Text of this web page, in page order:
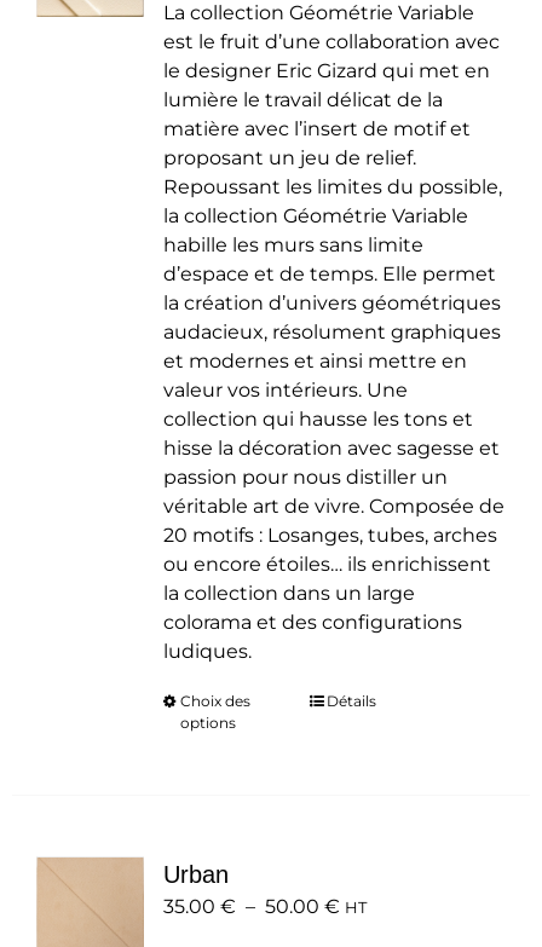
choisies
sur
la
page
du
produit
prix :
35.00 €
à
50.00 €
La collection Géométrie Variable
est le fruit d’une collaboration avec
le designer Eric Gizard qui met en
lumière le travail délicat de la
matière avec l’insert de motif et
proposant un jeu de relief.
Repoussant les limites du possible,
la collection Géométrie Variable
habille les murs sans limite
d’espace et de temps. Elle permet
la création d’univers géométriques
audacieux, résolument graphiques
et modernes et ainsi mettre en
valeur vos intérieurs. Une
collection qui hausse les tons et
hisse la décoration avec sagesse et
passion pour nous distiller un
véritable art de vivre. Composée de
20 motifs : Losanges, tubes, arches
ou encore étoiles… ils enrichissent
la collection dans un large
colorama et des configurations
ludiques.
Choix des
options
Ce
peuvent
Détails
Urban
35.00 € – 50.00 €Plage
HT